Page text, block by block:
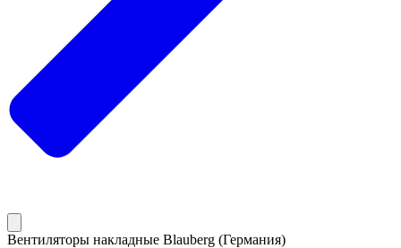
Вентиляторы накладные Blauberg (Германия)